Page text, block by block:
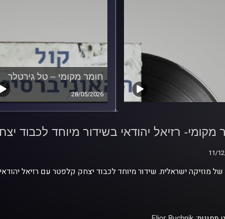
מיוחד לכבוד יצחק
11/
חומר מקומי – טל גירטלר
28/05/2026
מקומי- רזיאל יהודאי בשידור מיוחד לכבוד
11/
מוזיקה ישראלית. שידור מיוחד לכבוד יצחק קלפטר עם רזיאל יהודאי